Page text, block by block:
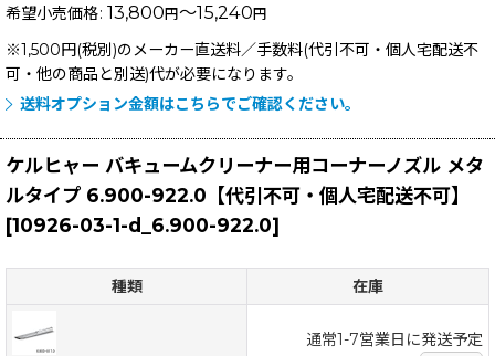
希望小売価格: 13,800 円 ～15,240 円
※1,500円(税別)のメーカー直送料／手数料(代引不可・個人宅配送不
可・他の商品と別送)代が必要になります。
送料オプション金額はこちらでご確認ください。
ケルヒャー バキュームクリーナー用コーナーノズル メタ
ルタイプ 6.900-922.0【代引不可・個人宅配送不可】
[10926-03-1-d_6.900-922.0]
種類 在庫
通常1-7営業日に発送予定